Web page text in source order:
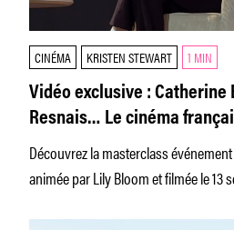
CINÉMA KRISTEN STEWART 1 MIN
Vidéo exclusive : Catherine
Resnais… Le cinéma
Stewart
Découvrez la masterclass
animée par Lily Bloom et filmée le 13